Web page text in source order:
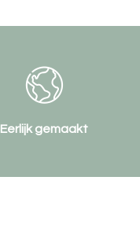
Eerlijk gemaakt